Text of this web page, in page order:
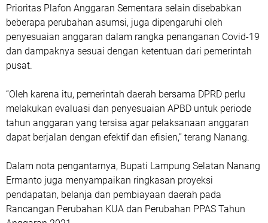
Prioritas Plafon Anggaran Sementara selain disebabkan
beberapa perubahan asumsi, juga dipengaruhi oleh
penyesuaian anggaran dalam rangka penanganan Covid-19
dan dampaknya sesuai dengan ketentuan dari pemerintah
pusat.
“Oleh karena itu, pemerintah daerah bersama DPRD perlu
melakukan evaluasi dan penyesuaian APBD untuk periode
tahun anggaran yang tersisa agar pelaksanaan anggaran
dapat berjalan dengan efektif dan efisien,” terang Nanang.
Dalam nota pengantarnya, Bupati Lampung Selatan Nanang
Ermanto juga menyampaikan ringkasan proyeksi
pendapatan, belanja dan pembiayaan daerah pada
Rancangan Perubahan KUA dan Perubahan PPAS Tahun